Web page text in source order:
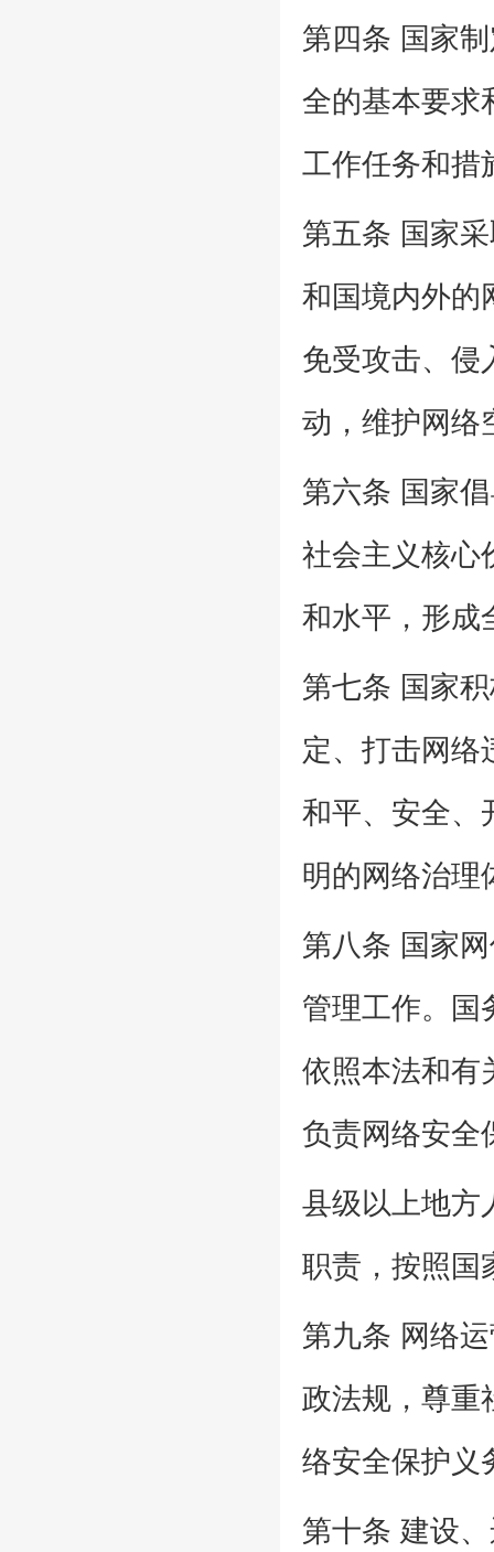
第四条 国家
全的基本要求
工作任务和措
第五条 国家
和国境内外的
免受攻击、侵
动，维护网络
第六条 国家
社会主义核心
和水平，形成
第七条 国家
定、打击网络
和平、安全、
明的网络治理
第八条 国家
管理工作。国
依照本法和有
负责网络安全
县级以上地方
职责，按照国
第九条 网络
政法规，尊重
络安全保护义
第十条 建设